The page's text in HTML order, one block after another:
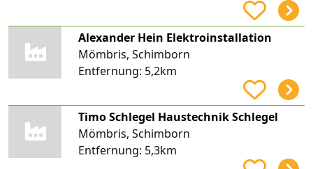
Alexander Hein Elektroinstallation
Mömbris, Schimborn
Entfernung: 5,2km
Timo Schlegel Haustechnik Schlegel
Mömbris, Schimborn
Entfernung: 5,3km